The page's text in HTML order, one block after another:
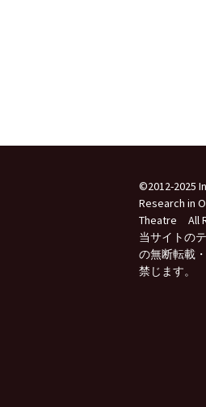
©2012-2025
Research in
Theatre All
当サイトの
の無断転載
禁じます。